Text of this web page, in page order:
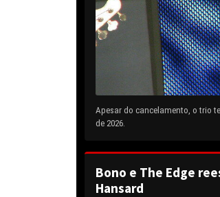
Apesar do cancelamento, o trio
de 2026.
Bono e The Edge
Hansard